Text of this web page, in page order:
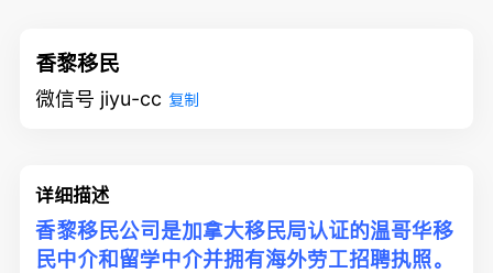
香黎移民
微信号 jiyu-cc 复制
详细描述
香黎移民公司是加拿大移民局认证的温哥华移
民中介和留学中介并拥有海外劳工招聘执照。